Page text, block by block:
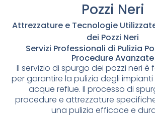
Pozzi Neri
Attrezzature e Tecnologie
dei Pozzi Neri
Servizi Professionali di Pulizia
Procedure Avanzate
Il servizio di spurgo dei pozzi neri
per garantire la pulizia degli
acque reflue. Il processo di
procedure e attrezzature
una pulizia efficace e